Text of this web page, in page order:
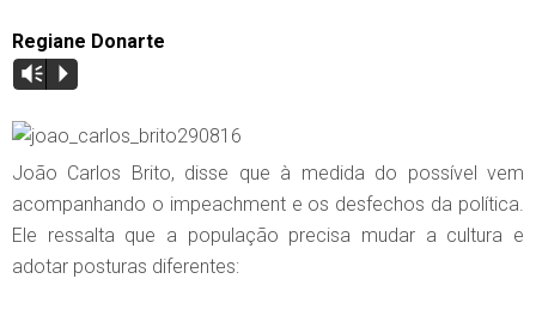
Regiane Donarte
Vm P
João Carlos Brito, disse que à medida do possível vem
acompanhando o impeachment e os desfechos da política.
Ele ressalta que a população precisa mudar a cultura e
adotar posturas diferentes: